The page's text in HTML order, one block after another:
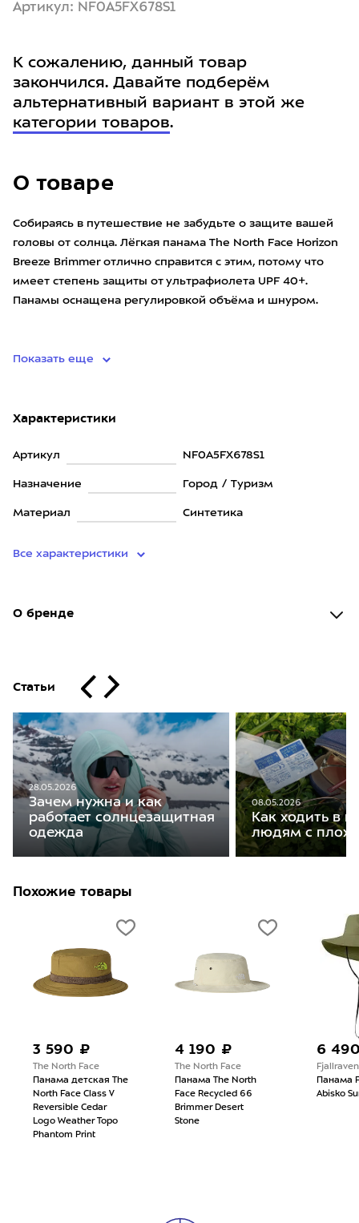
О товаре
Собираясь в путешествие не забудьте о защите вашей
головы от солнца. Лёгкая панама The North Face Horizon
Breeze Brimmer отлично справится с этим, потому что
имеет степень защиты от ультрафиолета UPF 40+.
Панамы оснащена регулировкой объёма и шнуром.
Показать еще
Характеристики
Артикул NF0A5FX678S1
Назначение Город / Туризм
Материал Синтетика
Все характеристики
О бренде
Статьи
28.05.2026
Зачем нужна и как
работает солнцезащитная
одежда
08.05.2026
Как ходить в
людям с
Артикул: NF0A5FX678S1
К сожалению, данный товар
закончился. Давайте подберём
альтернативный вариант в этой же
категории товаров.
Похожие товары
3 590 ₽
The North Face
Панама детская The
North Face Class V
Reversible Cedar
Logo Weather Topo
Phantom Print
4 190 ₽
The North Face
Панама The North
Face Recycled 66
Brimmer Desert
Stone
6
Fjallraven
Панама
Abisko